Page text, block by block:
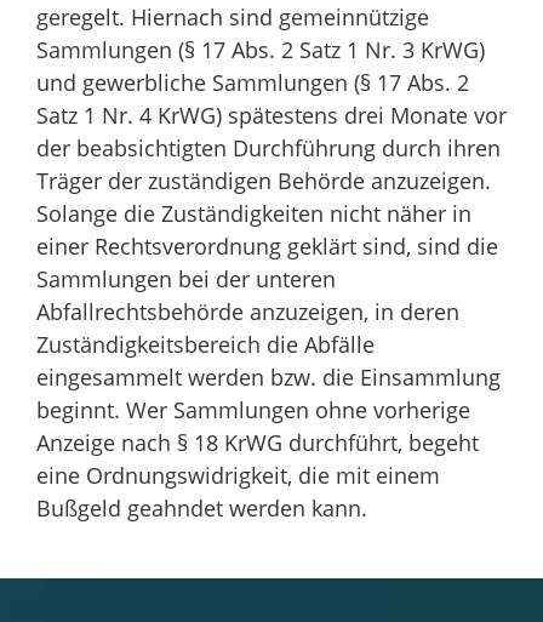
geregelt. Hiernach sind gemeinnützige
Sammlungen (§ 17 Abs. 2 Satz 1 Nr. 3 KrWG)
und gewerbliche Sammlungen (§ 17 Abs. 2
Satz 1 Nr. 4 KrWG) spätestens drei Monate vor
der beabsichtigten Durchführung durch ihren
Träger der zuständigen Behörde anzuzeigen.
Solange die Zuständigkeiten nicht näher in
einer Rechtsverordnung geklärt sind, sind die
Sammlungen bei der unteren
Abfallrechtsbehörde anzuzeigen, in deren
Zuständigkeitsbereich die Abfälle
eingesammelt werden bzw. die Einsammlung
beginnt. Wer Sammlungen ohne vorherige
Anzeige nach § 18 KrWG durchführt, begeht
eine Ordnungswidrigkeit, die mit einem
Bußgeld geahndet werden kann.